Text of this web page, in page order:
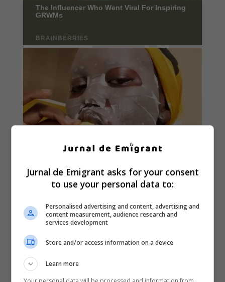
Jurnal de Emigrant asks for your consent
to use your personal data to:
Personalised advertising and content, advertising and
content measurement, audience research and
services development
Store and/or access information on a device
Learn more